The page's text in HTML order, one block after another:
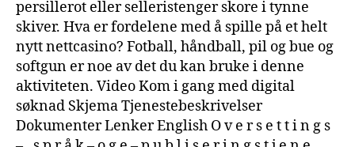
persillerot eller selleristenger skore i tynne
skiver. Hva er fordelene med å spille på et helt
nytt nettcasino? Fotball, håndball, pil og bue og
softgun er noe av det du kan bruke i denne
aktiviteten. Video Kom i gang med digital
søknad Skjema Tjenestebeskrivelser
Dokumenter Lenker English O v e r s e t t i n g s